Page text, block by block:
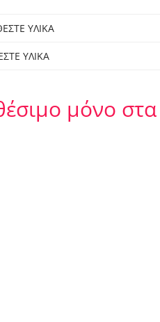
ΥΛΙΚΑ
ΥΛΙΚΑ
μόνο